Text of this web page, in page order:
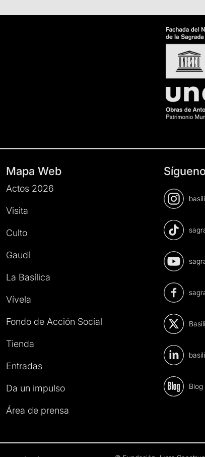
Mapa Web
Actos 2026
Visita
Culto
Gaudí
La Basílica
Vívela
Fondo de Acción Social
Tienda
Entradas
Da un impulso
Área de prensa
Blog